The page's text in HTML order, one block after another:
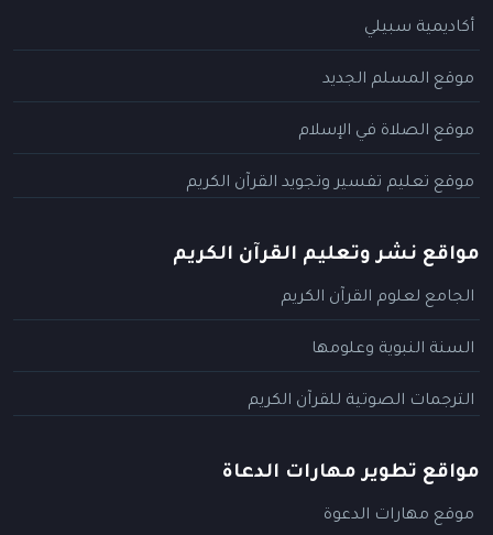
أكاديمية سبيلي
موقع المسلم الجديد
موقع الصلاة في الإسلام
موقع تعليم تفسير وتجويد القرآن الكريم
مواقع نشر وتعليم القرآن الكريم
الجامع لعلوم القرآن الكريم
السنة النبوية وعلومها
الترجمات الصوتية للقرآن الكريم
مواقع تطوير مهارات الدعاة
موقع مهارات الدعوة